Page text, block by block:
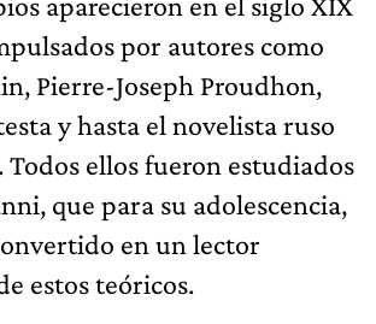
por autores como
Pierre-Joseph Proudhon,
y hasta el novelista ruso
Todos ellos fueron estudiados
que para su adolescencia,
en un lector
estos teóricos.